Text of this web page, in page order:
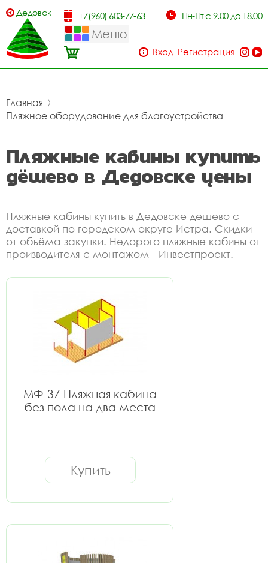
Дедовск +7(960) 603-77-63 Пн-Пт с 9.00 до 18.00
Меню
Вход Регистрация
Главная 〉
Пляжное оборудование для благоустройства
Пляжные кабины купить
дёшево в Дедовске цены
Пляжные кабины купить в Дедовске дешево с
доставкой по городском округе Истра. Скидки
от объёма закупки. Недорого пляжные кабины от
производителя с монтажом - Инвестпроект.
МФ-37 Пляжная кабина
без пола на два места
Купить